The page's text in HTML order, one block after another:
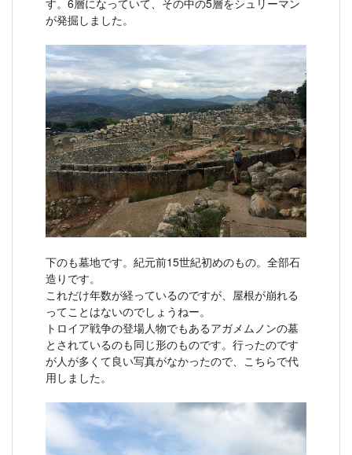
が発掘しました。
下のも墓地です。紀元前15世紀初めのもの。全部石
造りです。
これだけ年数が経っているのですが、屋根が崩れる
ってことはないのでしょうねー。
トロイア戦争の登場人物でもあるアガメムノンの墓
とされているのも同じ形のものです。行ったのです
が人が多くて良い写真がなかったので、こちらで代
用しました。